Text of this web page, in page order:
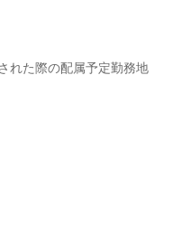
れた際の配属予定勤務地